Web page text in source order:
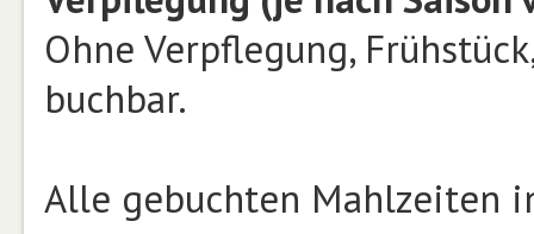
Ohne Verpflegung,
buchbar.
Alle gebuchten Mahlzeiten